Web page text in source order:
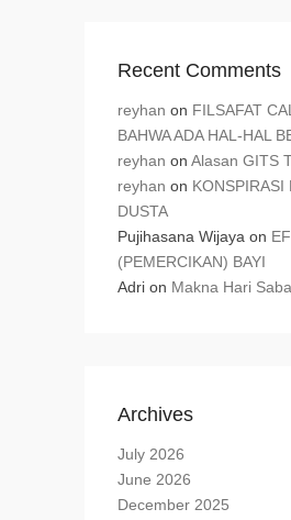
Recent Comments
reyhan on FILSAFAT
BAHWA ADA HAL-HAL
reyhan on Alasan GITS
reyhan on KONSPIRASI
DUSTA
Pujihasana Wijaya on
(PEMERCIKAN) BAYI
Adri on Makna Hari
Archives
July 2026
June 2026
December 2025